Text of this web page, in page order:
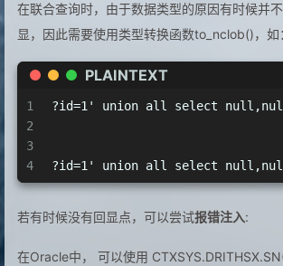
在联合查询时，由于数据类型的原因有时候并
显，因此需要使用类型转换函数to_nclob()，如
PLAINTEXT
1
2
3
4
?id=1' union all select
?id=1' union all select
若有时候没有回显点，可以尝试报错注入:
在Oracle中， 可以使用